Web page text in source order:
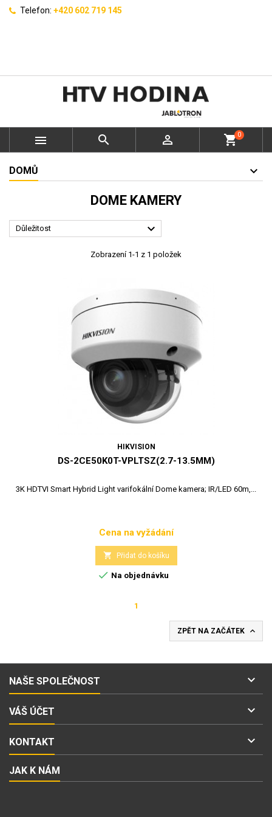
Telefon: +420 602 719 145
   shopping_cart0
DOMŮ
DOME KAMERY
Důležitost 
Zobrazení 1-1 z 1 položek
HIKVISION
DS-2CE50K0T-VPLTSZ(2.7-13.5MM)
3K HDTVI Smart Hybrid Light varifokální Dome kamera; IR/LED 60m,...
Cena
Cena na vyžádání
 Přidat do košíku
 Na objednávku
1
ZPĚT NA ZAČÁTEK 
NAŠE SPOLEČNOST 
VÁŠ ÚČET 
KONTAKT 
JAK K NÁM